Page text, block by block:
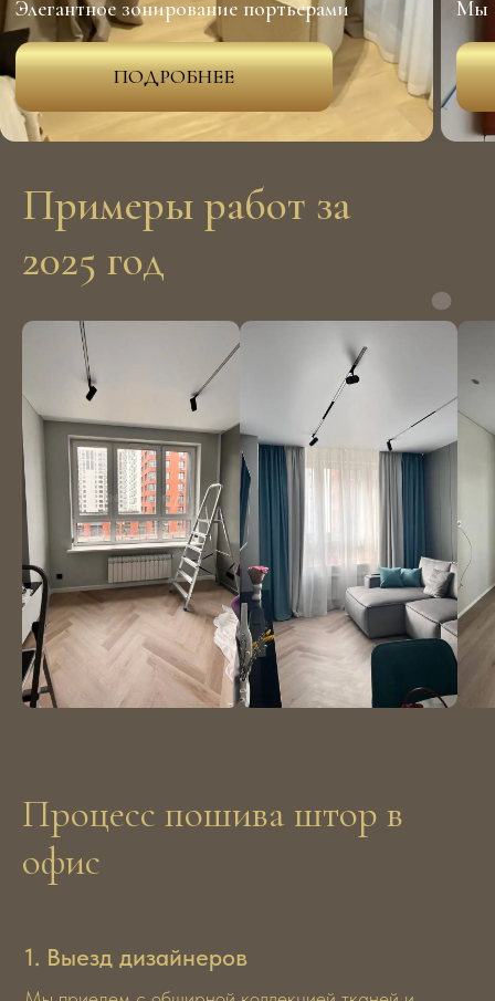
Примеры работ за
2025 год
Процесс пошива штор в
офис
1. Выезд дизайнеров